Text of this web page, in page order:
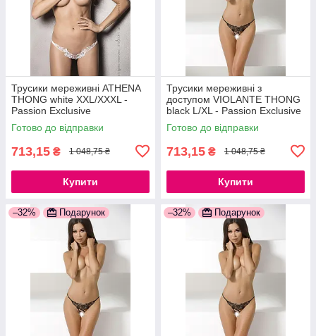
Трусики мереживні ATHENA
THONG white XXL/XXXL -
Passion Exclusive
777Store.com.ua
Готово до відправки
713,15 ₴ 1 048,75 ₴
Купити
Трусики мереживні з
доступом VIOLANTE THONG
black L/XL - Passion Exclusive
777Store.com.ua
Готово до відправки
713,15 ₴ 1 048,75 ₴
Купити
–32% Подарунок –32% Подарунок